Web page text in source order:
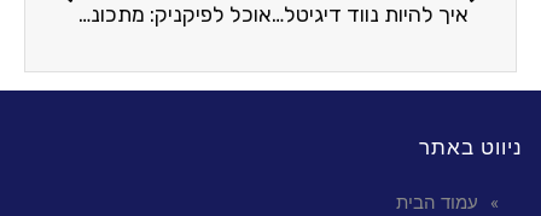
איך להיות נווד דיגיטלי? חיים ועבודה בחופש מוחלט אוכל לפיקניק: מתכונים וטיפים לפיקניק רומנטי מושלם
ניווט באתר
עמוד הבית